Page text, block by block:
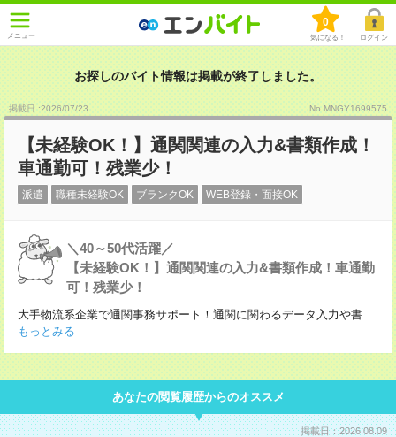
メニュー
0
気になる！ ログイン
お探しのバイト情報は掲載が終了しました。
掲載日 :2026/07/23 No.MNGY1699575
【未経験OK！】通関関連の入力&書類作成！
車通勤可！残業少！
派遣 職種未経験OK ブランクOK WEB登録・面接OK
＼40～50代活躍／
【未経験OK！】通関関連の入力&書類作成！車通勤
可！残業少！
大手物流系企業で通関事務サポート！通関に関わるデータ入力や書 ...
もっとみる
あなたの閲覧履歴からのオススメ
掲載日：2026.08.09